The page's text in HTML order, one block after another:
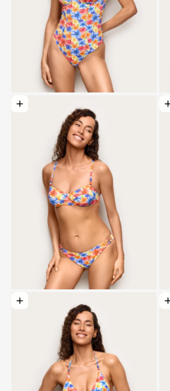
Elegir opciones: Traje de baño de doble
Elegir opciones: Traje de baño brasileño